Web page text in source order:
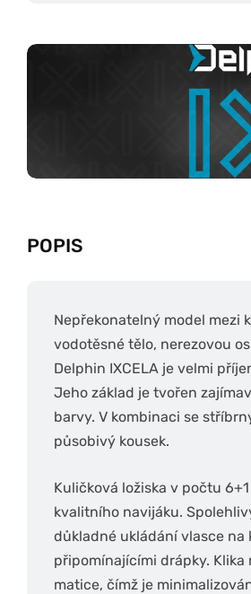
POPIS
Nepřekonatelný model mezi
vodotěsné tělo, nerezovou
Delphin IXCELA je velmi
Jeho základ je tvořen
barvy. V kombinaci se
působivý kousek.
Kuličková ložiska v počtu
kvalitního navijáku.
důkladné ukládání vlasce
připomínajícími drápky.
matice, čímž je